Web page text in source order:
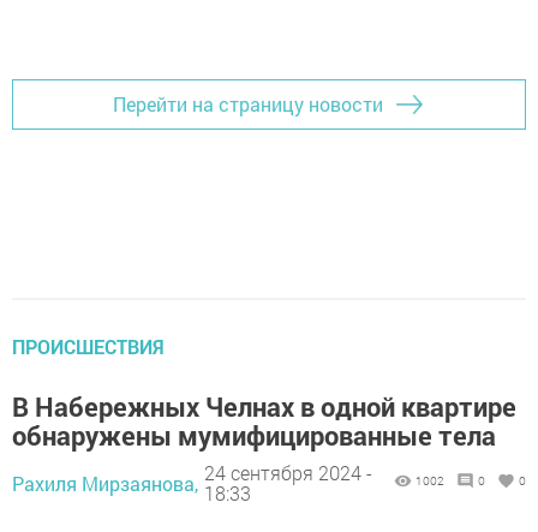
Перейти на страницу новости
ПРОИСШЕСТВИЯ
В Набережных Челнах в одной квартире
обнаружены мумифицированные тела
Рахиля Мирзаянова, 24 сентября 2024 -
18:33
1002 0 0